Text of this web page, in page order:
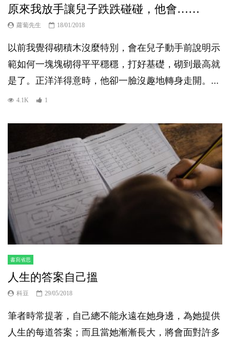
原來我放手讓兒子跌跌碰碰，他會……
蘿蔔先生 18/01/2018
以前我覺得砌積木沒麼特別，會在兒子動手前說明示
範如何一塊塊砌得平平穩穩，打好基礎，砌到最高就
是了。正洋洋得意時，他卻一臉沒趣地轉身走開。...
4.1K 1
書寫省思
人生的答案自己搵
科豆 29/05/2018
筆者時常提著，自己總不能永遠在她身邊，為她提供
人生的每道答案；而且當她漸漸長大，將會面對許多